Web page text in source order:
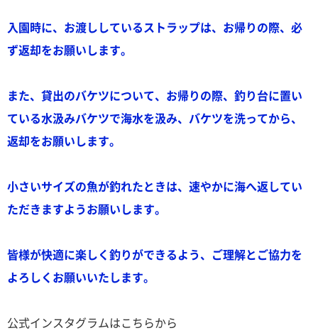
入園時に、お渡ししているストラップは、お帰りの際、必
ず返却をお願いします。
また、貸出のバケツについて、お帰りの際、釣り台に置い
ている水汲みバケツで海水を汲み、バケツを洗ってから、
返却をお願いします。
小さいサイズの魚が釣れたときは、速やかに海へ返してい
ただきますようお願いします。
皆様が快適に楽しく釣りができるよう、ご理解とご協力を
よろしくお願いいたします。
公式インスタグラムはこちらから